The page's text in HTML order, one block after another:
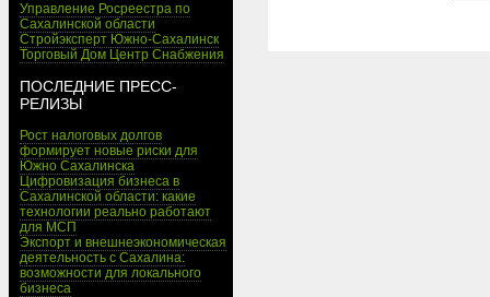
Управление Росреестра по
Сахалинской области
Стройэксперт Южно-Сахалинск
Торговый Дом Центр Снабжения
ПОСЛЕДНИЕ ПРЕСС-
РЕЛИЗЫ
Рост налоговых долгов
формирует новые риски для
Южно Сахалинска
Цифровизация бизнеса в
Сахалинской области: какие
технологии реально работают
для МСП
Экспорт и внешнеэкономическая
деятельность с Сахалина:
возможности для локального
бизнеса